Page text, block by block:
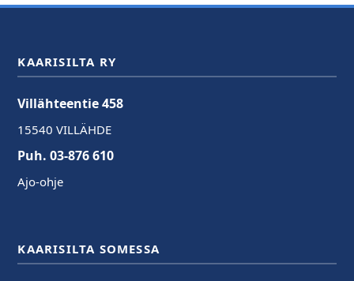
KAARISILTA RY
Villähteentie 458
15540 VILLÄHDE
Puh. 03-876 610
Ajo-ohje
KAARISILTA SOMESSA